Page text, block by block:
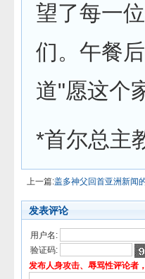
望了每一
们。午餐
道"愿这个
*首尔总主
上一篇:盖多神父回首亚洲新闻
发表评论
用户名:
验证码:
发布人身攻击、辱骂性评论者